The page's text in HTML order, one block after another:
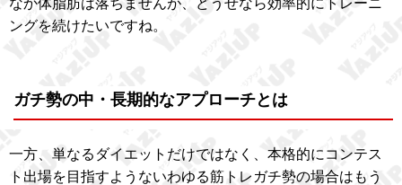
なか体脂肪は落ちませんが、どうせなら効率的にトレーニ
ングを続けたいですね。
ガチ勢の中・長期的なアプローチとは
一方、単なるダイエットだけではなく、本格的にコンテス
ト出場を目指すようないわゆる筋トレガチ勢の場合はもう